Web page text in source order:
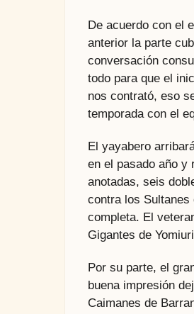
De acuerdo con el
anterior la parte
conversación
todo para que el
nos contrató, eso
temporada con el
El yayabero
en el pasado año y
anotadas, seis
contra los Sultanes
completa. El
Gigantes de
Por su parte, el
buena impresión
Caimanes de